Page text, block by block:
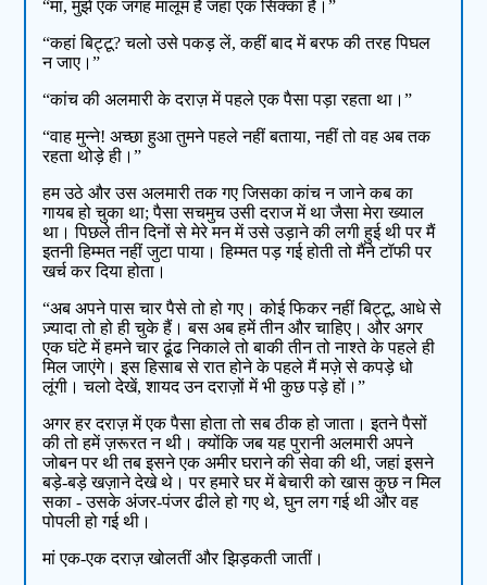
“मां, मुझे एक जगह मालूम है जहां एक सिक्का है।”
“कहां बिट्टू? चलो उसे पकड़ लें, कहीं बाद में बरफ की तरह पिघल
न जाए।”
“कांच की अलमारी के दराज़ में पहले एक पैसा पड़ा रहता था।”
“वाह मुन्ने! अच्छा हुआ तुमने पहले नहीं बताया, नहीं तो वह अब तक
रहता थोड़े ही।”
हम उठे और उस अलमारी तक गए जिसका कांच न जाने कब का
गायब हो चुका था; पैसा सचमुच उसी दराज में था जैसा मेरा ख्याल
था। पिछले तीन दिनों से मेरे मन में उसे उड़ाने की लगी हुई थी पर मैं
इतनी हिम्मत नहीं जुटा पाया। हिम्मत पड़ गई होती तो मैंने टॉफी पर
खर्च कर दिया होता।
“अब अपने पास चार पैसे तो हो गए। कोई फिकर नहीं बिट्टू, आधे से
ज़्यादा तो हो ही चुके हैं। बस अब हमें तीन और चाहिए। और अगर
एक घंटे में हमने चार ढूंढ निकाले तो बाकी तीन तो नाश्ते के पहले ही
मिल जाएंगे। इस हिसाब से रात होने के पहले मैं मज़े से कपड़े धो
लूंगी। चलो देखें, शायद उन दराज़ों में भी कुछ पड़े हों।”
अगर हर दराज़ में एक पैसा होता तो सब ठीक हो जाता। इतने पैसों
की तो हमें ज़रूरत न थी। क्योंकि जब यह पुरानी अलमारी अपने
जोबन पर थी तब इसने एक अमीर घराने की सेवा की थी, जहां इसने
बड़े-बड़े खज़ाने देखे थे। पर हमारे घर में बेचारी को खास कुछ न मिल
सका - उसके अंजर-पंजर ढीले हो गए थे, घुन लग गई थी और वह
पोपली हो गई थी।
मां एक-एक दराज़ खोलतीं और झिड़कती जातीं।